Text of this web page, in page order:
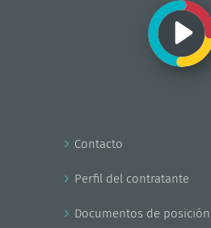
Contacto
Perfil del contratante
Documentos de posición